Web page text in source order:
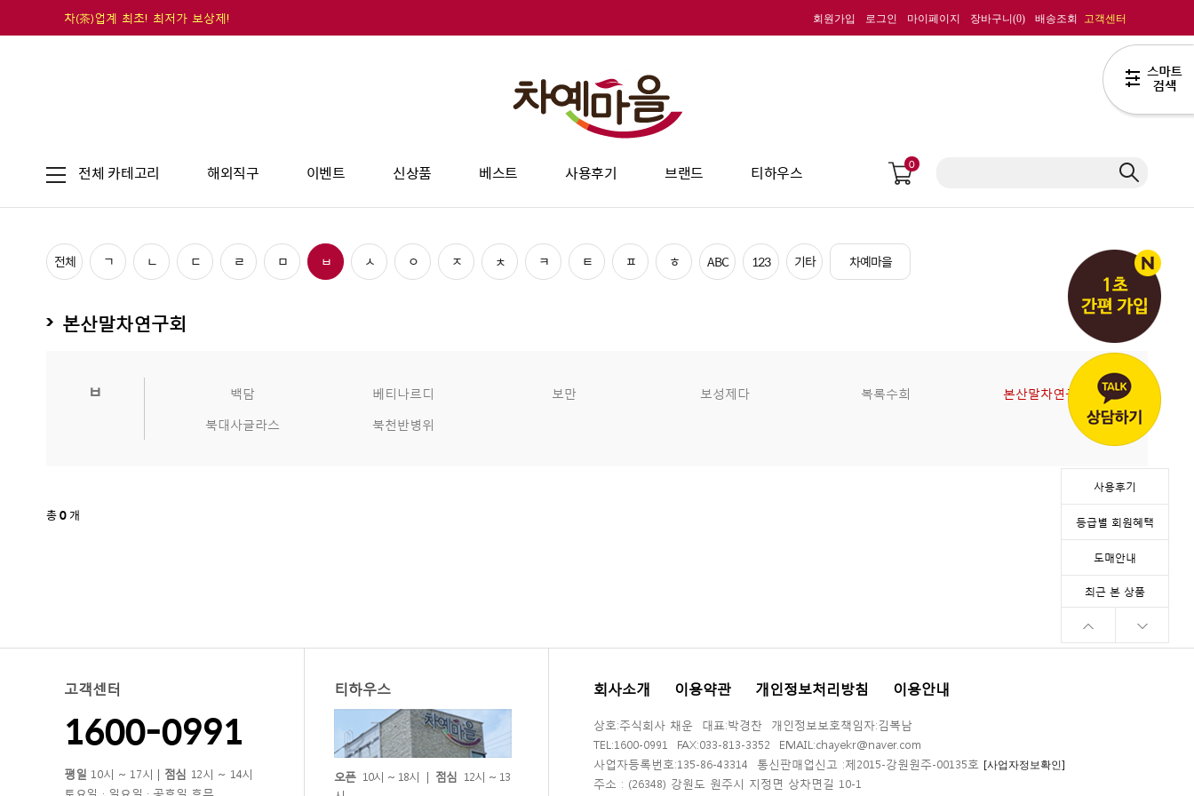
차(茶)업계 최초! 최저가 보상제! 회원가입 로그인 마이페이지 장바구니(0) 배송조회 고객센터
전체 카테고리 해외직구 이벤트 신상품 베스트 사용후기 브랜드 티하우스 0
사용후기
등급별 회원혜택
도매안내
최근 본 상품
전체 ㄱ ㄴ ㄷ ㄹ ㅁ ㅂ ㅅ ㅇ ㅈ ㅊ ㅋ ㅌ ㅍ ㅎ ABC 123 기타 차예마을
본산말차연구회
ㅂ 백담 베티나르디 보만 보성제다 복록수희
본산말차연구회
북대사글라스
북천반병위
총0개
고객센터
1600-0991
평일 10시 ~ 17시 | 점심 12시 ~ 14시
토요일 · 일요일 · 공휴일 휴무
티하우스
오픈10시 ~ 18시 | 점심 12시 ~ 13
회사소개 이용약관 개인정보처리방침 이용안내
상호:주식회사 채운 대표:박경찬 개인정보보호책임자:김복남
TEL:1600-0991 FAX:033-813-3352 EMAIL:chayekr@naver.com
사업자등록번호:135-86-43314 통신판매업신고 :제2015-강원원주-00135호 [사업자정보확인]
주소 : (26348) 강원도 원주시 지정면 상차면길 10-1